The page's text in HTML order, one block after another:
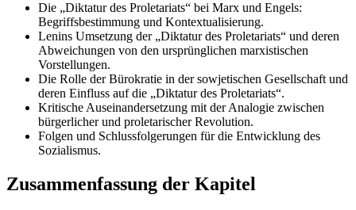
Die „Diktatur des Proletariats“ bei Marx und Engels:
Begriffsbestimmung und Kontextualisierung.
Lenins Umsetzung der „Diktatur des Proletariats“ und deren
Abweichungen von den ursprünglichen marxistischen
Vorstellungen.
Die Rolle der Bürokratie in der sowjetischen Gesellschaft und
deren Einfluss auf die „Diktatur des Proletariats“.
Kritische Auseinandersetzung mit der Analogie zwischen
bürgerlicher und proletarischer Revolution.
Folgen und Schlussfolgerungen für die Entwicklung des
Sozialismus.
Zusammenfassung der Kapitel